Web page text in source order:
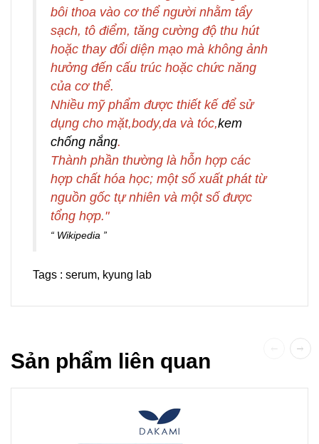
bôi thoa vào cơ thể người nhằm tẩy
sạch, tô điểm, tăng cường độ thu hút
hoặc thay đổi diện mạo mà không ảnh
hưởng đến cấu trúc hoặc chức năng
của cơ thể.
Nhiều mỹ phẩm được thiết kế để sử
dụng cho mặt,body,da và tóc,kem
chống nắng.
Thành phần thường là hỗn hợp các
hợp chất hóa học; một số xuất phát từ
nguồn gốc tự nhiên và một số được
tổng hợp."
Wikipedia
Tags : serum, kyung lab
Sản phẩm liên quan